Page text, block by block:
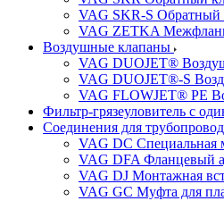
VAG SKR-S Обратный
VAG ZETKA
Воздушные клапаны
VAG DUOJET®
VAG DUOJET®-S
VAG FLOWJET® PE
Фильтр-грязеуловитель с
Соединения для
VAG DC Специальная
VAG DFA Фланцевый
VAG DJ Монтажная
VAG GC Муфта для